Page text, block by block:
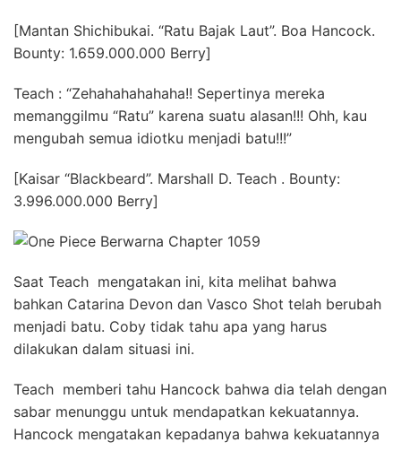
[Mantan Shichibukai. “Ratu Bajak Laut”. Boa Hancock.
Bounty: 1.659.000.000 Berry]
Teach : “Zehahahahahaha!! Sepertinya mereka
memanggilmu “Ratu” karena suatu alasan!!! Ohh, kau
mengubah semua idiotku menjadi batu!!!”
[Kaisar “Blackbeard”. Marshall D. Teach . Bounty:
3.996.000.000 Berry]
Saat Teach mengatakan ini, kita melihat bahwa
bahkan Catarina Devon dan Vasco Shot telah berubah
menjadi batu. Coby tidak tahu apa yang harus
dilakukan dalam situasi ini.
Teach memberi tahu Hancock bahwa dia telah dengan
sabar menunggu untuk mendapatkan kekuatannya.
Hancock mengatakan kepadanya bahwa kekuatannya